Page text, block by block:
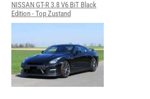
NISSAN GT-R 3.8 V6 BiT Black
Edition - Top Zustand